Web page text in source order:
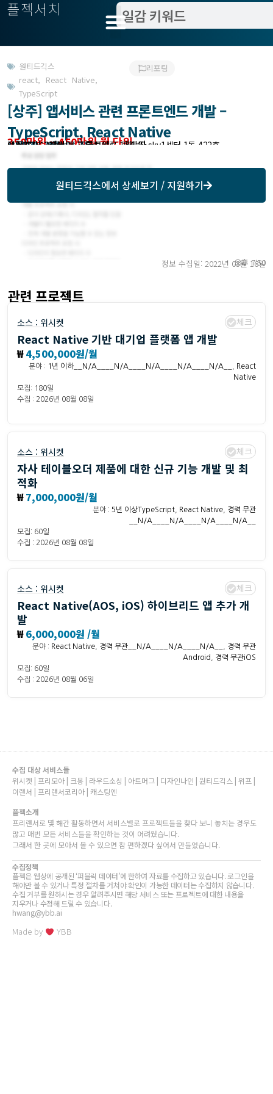
플젝서치
원티드긱스
react, React Native,
TypeScript
리포팅
[상주] 앱서비스 관련 프론트엔드 개발 –
TypeScript, React Native
350만원 ~ 450만원 월 단위
작업방식 : 상주
모집기한 : 2022-03-28
예상기간 : 2개월
근무위치 : 서울성동구 아차산로 17길48 skv1센터 1동 422호
모집분야 : 개발 > 프론트엔드 개발자
원티드긱스에서 상세보기 / 지원하기
정보 수집일: 2022년 03월 16일
오후 7:50
관련 프로젝트
소스 : 위시켓 체크
React Native 기반 대기업 플랫폼 앱 개발
₩4,500,000원/월
분야 : 1년 이하__N/A____N/A____N/A____N/A____N/A__
React
Native
모집: 180일
수집 : 2026년 08월 08일
소스 : 위시켓 체크
자사 테이블오더 제품에 대한 신규 기능 개발 및 최
적화
₩7,000,000원/월
분야 : 5년 이상TypeScript React Native
경력 무관
__N/A____N/A____N/A____N/A__
모집: 60일
수집 : 2026년 08월 08일
소스 : 위시켓 체크
React Native(AOS, iOS) 하이브리드 앱 추가 개
발
₩6,000,000원 /월
분야 : React Native 경력 무관__N/A____N/A____N/A__
경력 무관
Android
경력 무관iOS
모집: 60일
수집 : 2026년 08월 06일
수집 대상 서비스들
위시켓 | 프리모아 | 크몽 | 라우드소싱 | 아트머그 | 디자인나인 | 원티드긱스 | 위프 |
이랜서 | 프리랜서코리아 | 캐스팅엔
플젝소개
프리랜서로 몇 해간 활동하면서 서비스별로 프로젝트들을 찾다 보니 놓치는 경우도
많고 매번 모든 서비스들을 확인하는 것이 어려웠습니다.
그래서 한 곳에 모아서 볼 수 있으면 참 편하겠다 싶어서 만들었습니다.
수집정책
플젝은 웹상에 공개된 ‘퍼블릭 데이터’에 한하여 자료를 수집하고 있습니다. 로그인을
해야만 볼 수 있거나 특정 절차를 거쳐야 확인이 가능한 데이터는 수집하지 않습니다.
수집 거부를 원하시는 경우 알려주시면 해당 서비스 또는 프로젝트에 대한 내용을
지우거나 수정해 드릴 수 있습니다.
hwang@ybb.ai
Made by YBB